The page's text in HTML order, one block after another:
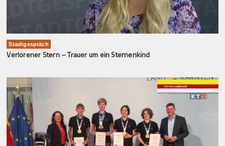
Stadtgespräch
Verlorener Stern – Trauer um ein Sternenkind